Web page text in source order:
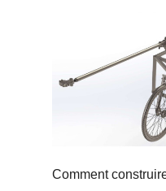
Comment